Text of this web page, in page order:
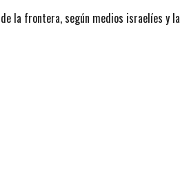
la frontera, según medios israelíes y la